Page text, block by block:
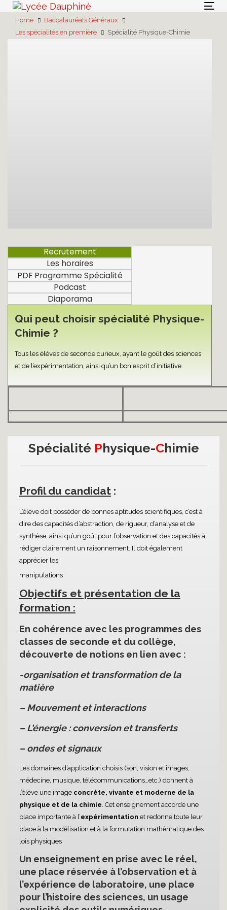
primary
Home
Baccalauréats Généraux
Les spécialités en première
Spécialité Physique-Chimie
Recrutement
Les horaires
PDF Programme Spécialité
Podcast
Diaporama
Qui peut choisir spécialité Physique-
Chimie ?
Tous les élèves de seconde curieux, ayant le goût des sciences
et de l’expérimentation, ainsi qu’un bon esprit d’initiative
Spécialité Physique-Chimie
Profil du candidat :
L’élève doit posséder de bonnes aptitudes scientifiques, c’est à
dire des capacités d’abstraction, de rigueur, d’analyse et de
synthèse, ainsi qu’un goût pour l’observation et des capacités à
rédiger clairement un raisonnement. Il doit également
apprécier les
manipulations
Objectifs et présentation de la
formation :
En cohérence avec les programmes des
classes de seconde et du collège,
découverte de notions en lien avec :
-organisation et transformation de la
matière
– Mouvement et interactions
– L’énergie : conversion et transferts
– ondes et signaux
Les domaines d’application choisis (son, vision et images,
médecine, musique, télécommunications…etc.) donnent à
l’élève une image concrète, vivante et moderne de la
physique et de la chimie. Cet enseignement accorde une
place importante à l’expérimentation et redonne toute leur
place à la modélisation et à la formulation mathématique des
lois physiques
Un enseignement en prise avec le réel,
une place réservée à l’observation et à
l’expérience de laboratoire, une place
pour l’histoire des sciences, un usage